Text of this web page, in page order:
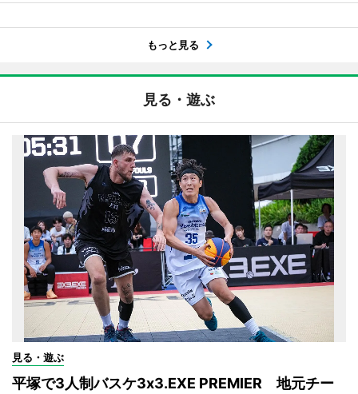
もっと見る
見る・遊ぶ
見る・遊ぶ
平塚で3人制バスケ3x3.EXE PREMIER 地元チー